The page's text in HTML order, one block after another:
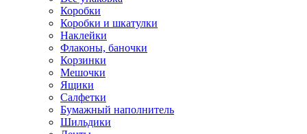
Коробки
Коробки и шкатулки
Наклейки
Флаконы, баночки
Корзинки
Мешочки
Ящики
Салфетки
Бумажный наполнитель
Шильдики